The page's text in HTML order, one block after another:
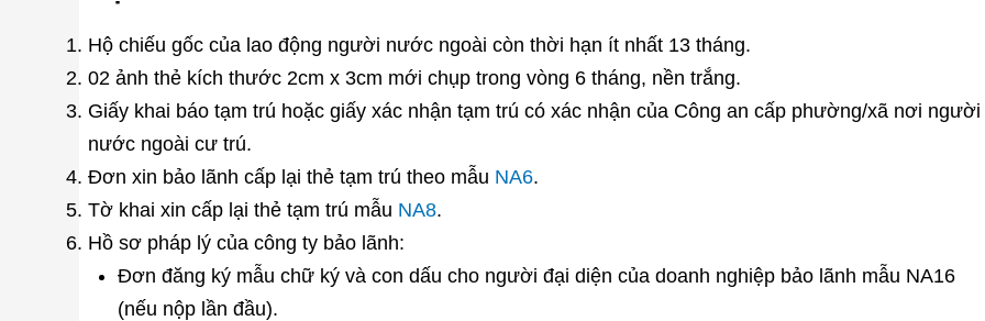
Hộ chiếu gốc của lao động người nước ngoài còn thời hạn ít nhất 13 tháng.
02 ảnh thẻ kích thước 2cm x 3cm mới chụp trong vòng 6 tháng, nền trắng.
Giấy khai báo tạm trú hoặc giấy xác nhận tạm trú có xác nhận của Công an cấp phường/xã nơi người
nước ngoài cư trú.
Đơn xin bảo lãnh cấp lại thẻ tạm trú theo mẫu NA6.
Tờ khai xin cấp lại thẻ tạm trú mẫu NA8.
Hồ sơ pháp lý của công ty bảo lãnh:
Đơn đăng ký mẫu chữ ký và con dấu cho người đại diện của doanh nghiệp bảo lãnh mẫu NA16
(nếu nộp lần đầu).